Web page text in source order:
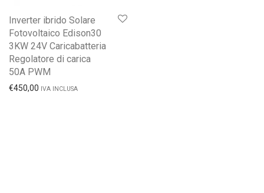
Inverter ibrido Solare
Fotovoltaico Edison30
3KW 24V Caricabatteria
Regolatore di carica
50A PWM
€450,00 IVA INCLUSA